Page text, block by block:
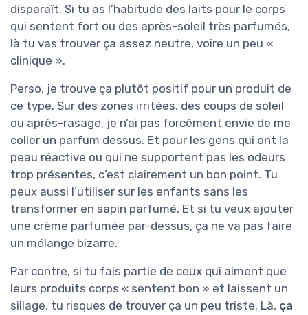
disparaît. Si tu as l’habitude des laits pour le corps
qui sentent fort ou des après-soleil très parfumés,
là tu vas trouver ça assez neutre, voire un peu «
clinique ».
Perso, je trouve ça plutôt positif pour un produit de
ce type. Sur des zones irritées, des coups de soleil
ou après-rasage, je n’ai pas forcément envie de me
coller un parfum dessus. Et pour les gens qui ont la
peau réactive ou qui ne supportent pas les odeurs
trop présentes, c’est clairement un bon point. Tu
peux aussi l’utiliser sur les enfants sans les
transformer en sapin parfumé. Et si tu veux ajouter
une crème parfumée par-dessus, ça ne va pas faire
un mélange bizarre.
Par contre, si tu fais partie de ceux qui aiment que
leurs produits corps « sentent bon » et laissent un
sillage, tu risques de trouver ça un peu triste. Là, ça